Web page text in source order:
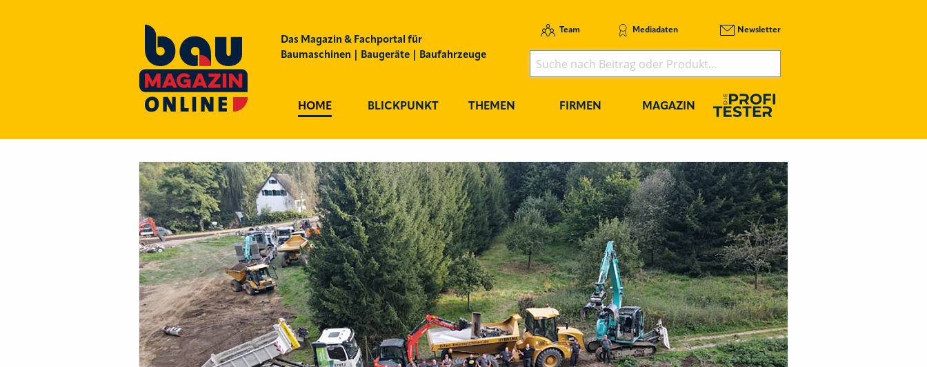
Das Magazin & Fachportal für
Baumaschinen | Baugeräte | Baufahrzeuge
Team Mediadaten Newsletter
HOME BLICKPUNKT THEMEN FIRMEN MAGAZIN